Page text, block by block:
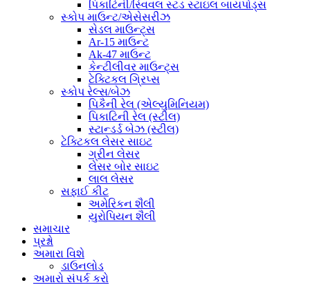
પિકાટિની/સ્વિવલ સ્ટડ સ્ટાઇલ બાયપોડ્સ
સ્કોપ માઉન્ટ/એસેસરીઝ
સેડલ માઉન્ટ્સ
Ar-15 માઉન્ટ
Ak-47 માઉન્ટ
કેન્ટીલીવર માઉન્ટ્સ
ટેક્ટિકલ ગ્રિપ્સ
સ્કોપ રેલ્સ/બેઝ
પિકૈની રેલ (એલ્યુમિનિયમ)
પિકાટિની રેલ (સ્ટીલ)
સ્ટાન્ડર્ડ બેઝ (સ્ટીલ)
ટેક્ટિકલ લેસર સાઇટ
ગ્રીન લેસર
લેસર બોર સાઇટ
લાલ લેસર
સફાઈ કીટ
અમેરિકન શૈલી
યુરોપિયન શૈલી
સમાચાર
પ્રશ્નો
અમારા વિશે
ડાઉનલોડ
અમારો સંપર્ક કરો